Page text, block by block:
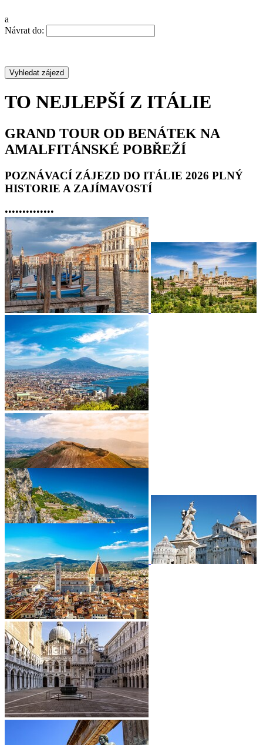
a
Návrat do:
TO NEJLEPŠÍ Z ITÁLIE
GRAND TOUR OD BENÁTEK NA
AMALFITÁNSKÉ POBŘEŽÍ
POZNÁVACÍ ZÁJEZD DO ITÁLIE 2026 PLNÝ
HISTORIE A ZAJÍMAVOSTÍ
••••••••••••••